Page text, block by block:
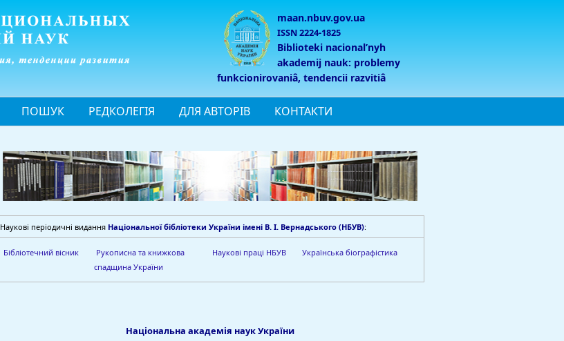
maan.nbuv.gov.ua
ISSN 2224-1825
Biblioteki nacionalʹnyh
akademij nauk: problemy
funkcionirovaniâ, tendencii razvitiâ
ПОШУК РЕДКОЛЕГІЯ ДЛЯ АВТОРІВ КОНТАКТИ
Наукові періодичні видання Національної бібліотеки України імені В. І. Вернадського (НБУВ):
Бібліотечний вісник
Рукописна та книжкова
спадщина України
Наукові праці НБУВ Українська біографістика
Національна академія наук України